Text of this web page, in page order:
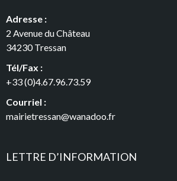
Adresse :
2 Avenue du Château
34230 Tressan
Tél/Fax :
+33 (0)4.67.96.73.59
Courriel :
mairietressan@wanadoo.fr
LETTRE D’INFORMATION